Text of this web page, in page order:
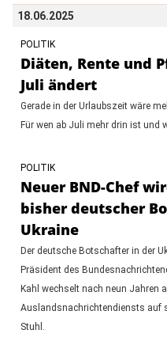
18.06.2025
POLITIK
Diäten, Rente und
Juli ändert
Gerade in der Urlaubszeit wäre
Für wen ab Juli mehr drin ist und
POLITIK
Neuer BND-Chef
bisher deutscher
Ukraine
Der deutsche Botschafter in der
Präsident des
Kahl wechselt nach neun Jahren
Auslandsnachrichtendiensts auf
Stuhl.